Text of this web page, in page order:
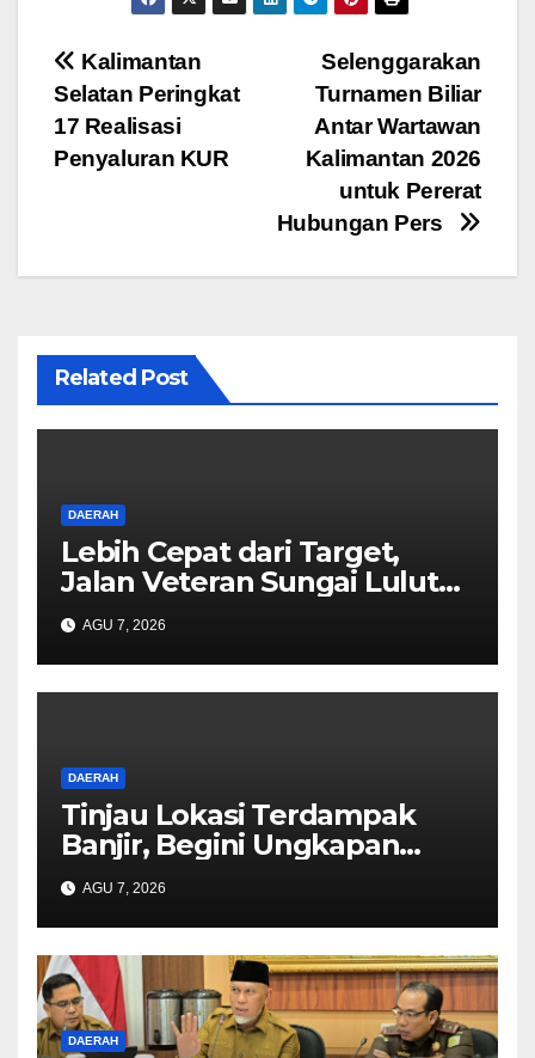
e
b
o
o
tt
er
ail at e
m
ar
e
Navigasi
pos
Selenggarakan
Turnamen Biliar
Antar Wartawan
Kalimantan 2026
untuk Pererat
Hubungan Pers
Kalimantan
Selatan Peringkat
17 Realisasi
Penyaluran KUR
Related Post
DAERAH
Lebih Cepat dari Target,
Jalan Veteran Sungai Lulut
Dibuka
AGU 7, 2026
DAERAH
Tinjau Lokasi Terdampak
Banjir, Begini Ungkapan
Mahyeldi
AGU 7, 2026
DAERAH